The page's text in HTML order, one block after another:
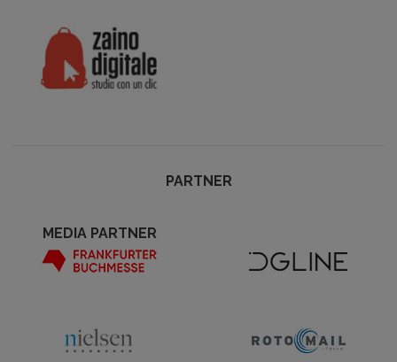
PARTNER
MEDIA PARTNER